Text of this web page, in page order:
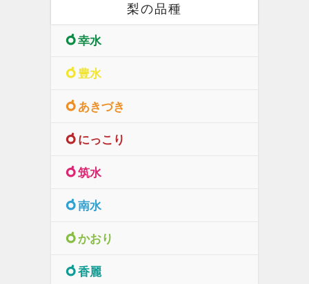
梨の品種
幸水
豊水
あきづき
にっこり
筑水
南水
かおり
香麗